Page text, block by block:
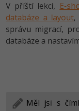
V příští lekci, E-
databáze a layout,
správu migrací,
databáze a
Měl jsi s